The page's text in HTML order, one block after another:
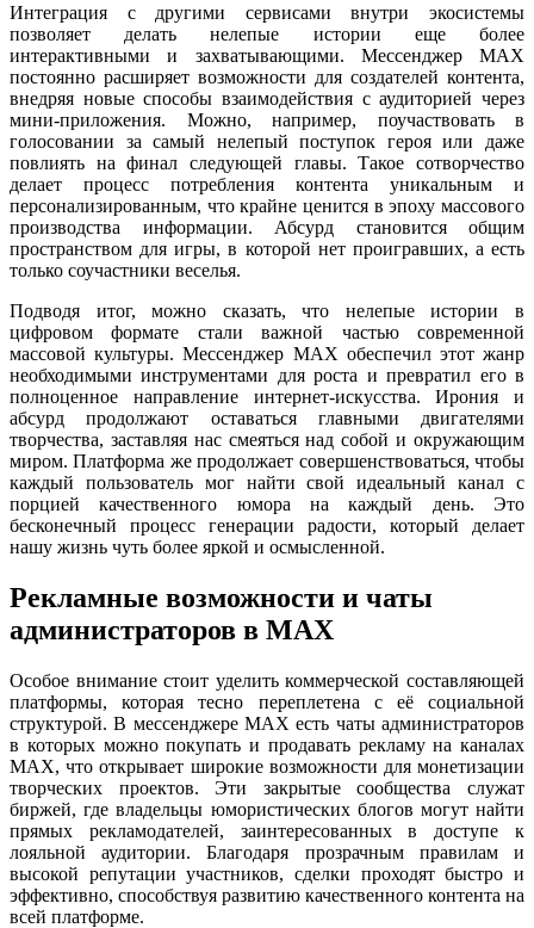
Интеграция с другими сервисами внутри экосистемы
позволяет делать нелепые истории еще более
интерактивными и захватывающими. Мессенджер MAX
постоянно расширяет возможности для создателей контента,
внедряя новые способы взаимодействия с аудиторией через
мини-приложения. Можно, например, поучаствовать в
голосовании за самый нелепый поступок героя или даже
повлиять на финал следующей главы. Такое сотворчество
делает процесс потребления контента уникальным и
персонализированным, что крайне ценится в эпоху массового
производства информации. Абсурд становится общим
пространством для игры, в которой нет проигравших, а есть
только соучастники веселья.
Подводя итог, можно сказать, что нелепые истории в
цифровом формате стали важной частью современной
массовой культуры. Мессенджер MAX обеспечил этот жанр
необходимыми инструментами для роста и превратил его в
полноценное направление интернет-искусства. Ирония и
абсурд продолжают оставаться главными двигателями
творчества, заставляя нас смеяться над собой и окружающим
миром. Платформа же продолжает совершенствоваться, чтобы
каждый пользователь мог найти свой идеальный канал с
порцией качественного юмора на каждый день. Это
бесконечный процесс генерации радости, который делает
нашу жизнь чуть более яркой и осмысленной.
Рекламные возможности и чаты
администраторов в MAX
Особое внимание стоит уделить коммерческой составляющей
платформы, которая тесно переплетена с её социальной
структурой. В мессенджере MAX есть чаты администраторов
в которых можно покупать и продавать рекламу на каналах
MAX, что открывает широкие возможности для монетизации
творческих проектов. Эти закрытые сообщества служат
биржей, где владельцы юмористических блогов могут найти
прямых рекламодателей, заинтересованных в доступе к
лояльной аудитории. Благодаря прозрачным правилам и
высокой репутации участников, сделки проходят быстро и
эффективно, способствуя развитию качественного контента на
всей платформе.